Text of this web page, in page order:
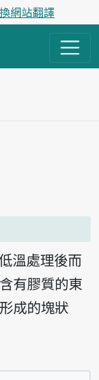
換網站翻譯
溫處理後而
有膠質的東
成的塊狀